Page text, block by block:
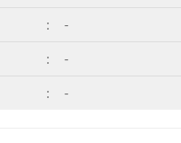
:
-
:
-
: -